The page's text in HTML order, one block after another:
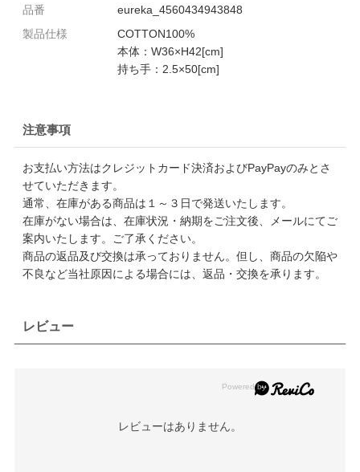
品番
eureka_4560434943848
製品仕様
COTTON100%
本体：W36×H42[cm]
持ち手：2.5×50[cm]
注意事項
お支払い方法はクレジットカード決済およびPayPayのみとさ
せていただきます。
通常、在庫がある商品は１～３日で発送いたします。
在庫がない場合は、在庫状況・納期をご注文後、メールにてご
案内いたします。ご了承ください。
商品の返品及び交換は承っておりません。但し、商品の欠陥や
不良など当社原因による場合には、返品・交換を承ります。
レビュー
レビューはありません。